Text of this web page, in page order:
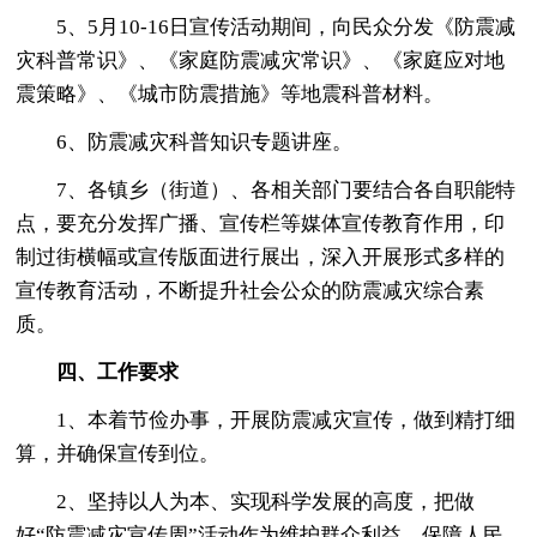
5、5月10-16日宣传活动期间，向民众分发《防震减
灾科普常识》、《家庭防震减灾常识》、《家庭应对地
震策略》、《城市防震措施》等地震科普材料。
6、防震减灾科普知识专题讲座。
7、各镇乡（街道）、各相关部门要结合各自职能特
点，要充分发挥广播、宣传栏等媒体宣传教育作用，印
制过街横幅或宣传版面进行展出，深入开展形式多样的
宣传教育活动，不断提升社会公众的防震减灾综合素
质。
四、工作要求
1、本着节俭办事，开展防震减灾宣传，做到精打细
算，并确保宣传到位。
2、坚持以人为本、实现科学发展的高度，把做